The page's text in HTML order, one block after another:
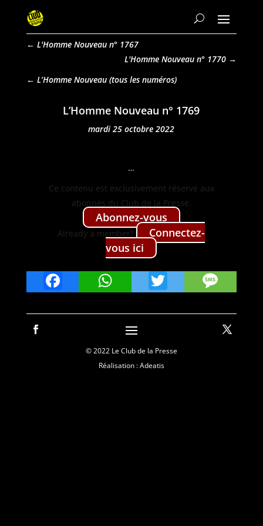
← L'Homme Nouveau n° 1767
L'Homme Nouveau n° 1770 →
L’Homme Nouveau
L’Homme Nouveau n° 1769
mardi 25 octobre 2022
…
Ce con­tenu est exclu­sive­ment réservé aux
abon­nés du Club de la Presse.
Abon­nez-vous
Already a mem­ber?
Con­nectez-
vous ici
FacebookWhatsApp
Twitter
© 2022 Le Club de la Presse
Réalisation : Adeatis